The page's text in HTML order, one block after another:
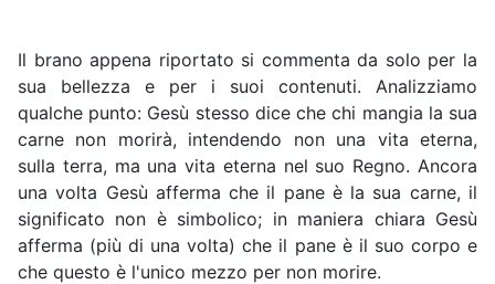
Il brano appena riportato si commenta da solo per la
sua bellezza e per i suoi contenuti. Analizziamo
qualche punto: Gesù stesso dice che chi mangia la sua
carne non morirà, intendendo non una vita eterna,
sulla terra, ma una vita eterna nel suo Regno. Ancora
una volta Gesù afferma che il pane è la sua carne, il
significato non è simbolico; in maniera chiara Gesù
afferma (più di una volta) che il pane è il suo corpo e
che questo è l'unico mezzo per non morire.